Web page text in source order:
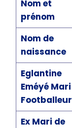
Nom et
prénom
Nom de
naissance
Eglantine
Eméyé Mari
Footballeur
Ex Mari de